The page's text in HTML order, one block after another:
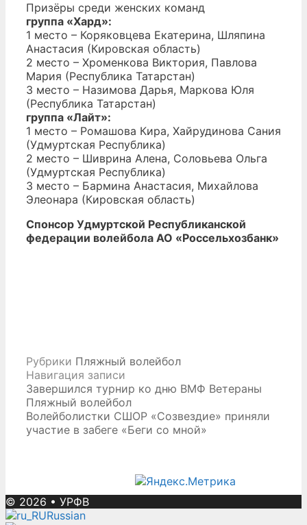
Призёры среди женских команд
группа «Хард»:
1 место – Коряковцева Екатерина, Шляпина
Анастасия (Кировская область)
2 место – Хроменкова Виктория, Павлова
Мария (Республика Татарстан)
3 место – Назимова Дарья, Маркова Юля
(Республика Татарстан)
группа «Лайт»:
1 место – Ромашова Кира, Хайрудинова Сания
(Удмуртская Республика)
2 место – Шиврина Алена, Соловьева Ольга
(Удмуртская Республика)
3 место – Бармина Анастасия, Михайлова
Элеонара (Кировская область)
Спонсор Удмуртской Республиканской
федерации волейбола АО «Россельхозбанк»
Рубрики Пляжный волейбол
Навигация записи
Завершился турнир ко дню ВМФ Ветераны
Пляжный волейбол
Волейболистки СШОР «Созвездие» приняли
участие в забеге «Беги со мной»
© 2026 • УРФВ
Russian